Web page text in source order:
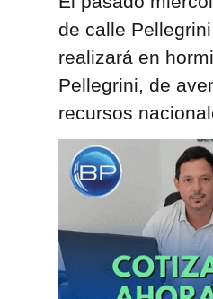
de calle
realizará en
Pellegrini, de
recursos